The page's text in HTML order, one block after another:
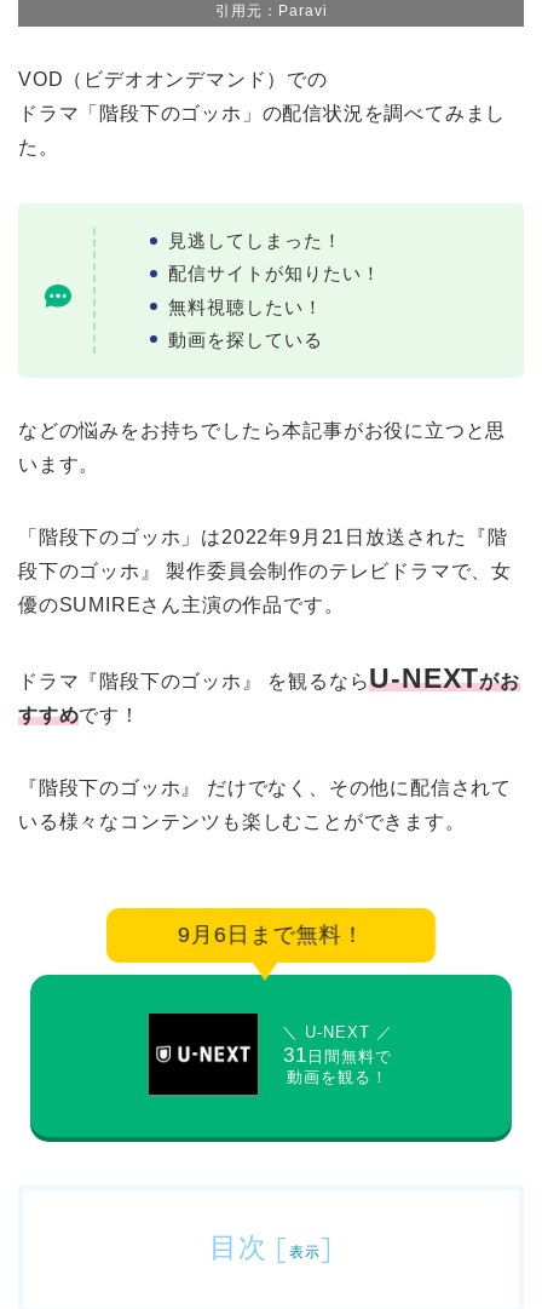
引用元：Paravi
VOD（ビデオオンデマンド）での
ドラマ「階段下のゴッホ」の配信状況を調べてみまし
た。
見逃してしまった！
配信サイトが知りたい！
無料視聴したい！
動画を探している
などの悩みをお持ちでしたら本記事がお役に立つと思
います。
「階段下のゴッホ」は2022年9月21日放送された『階
段下のゴッホ』 製作委員会制作のテレビドラマで、女
優のSUMIREさん主演の作品です。
ドラマ『階段下のゴッホ』 を観るならU-NEXTがお
すすめです！
『階段下のゴッホ』 だけでなく、その他に配信されて
いる様々なコンテンツも楽しむことができます。
9月6日まで無料！
＼ U-NEXT ／
31 日間無料で
動画を観る！
目次 [ 表示]